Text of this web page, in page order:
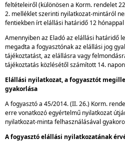
feltételeiről (különösen a Korm. rendelet
2. melléklet szerinti nyilatkozat-mintáról
fentiekben írt elállási határidő 12
Amennyiben az Eladó az elállási határidő
megadta a fogyasztónak az elállási jog
tájékoztatást, az elállásra vagy
tájékoztatás közlésétől számított 14.
Elállási nyilatkozat, a fogyasztót
gyakorlása
A fogyasztó a 45/2014. (II. 26.) Korm.
erre vonatkozó egyértelmű nyilatkozat
nyilatkozat-minta felhasználásával
A fogyasztó elállási nyilatkozatának